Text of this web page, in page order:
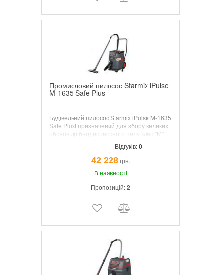
Промисловий пилосос Starmix iPulse
M-1635 Safe Plus
Будівельний пилосос Starmix iPulse M-1635
Safe Plust призначений для збору великих
обсягів дрібнодисперсного пилу клас "М".
електроінструментом на будівельних
майданчиках. Легко справляється зі
збором сухого сміття, такого як: залізна
стружка, тирса, дрібні камені, цементний
Відгуків:0
42 228грн.
В наявності
Пропозицій:2